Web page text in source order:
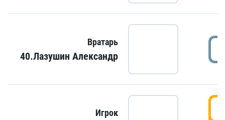
Вратарь
40.Лазушин Александр
Игрок